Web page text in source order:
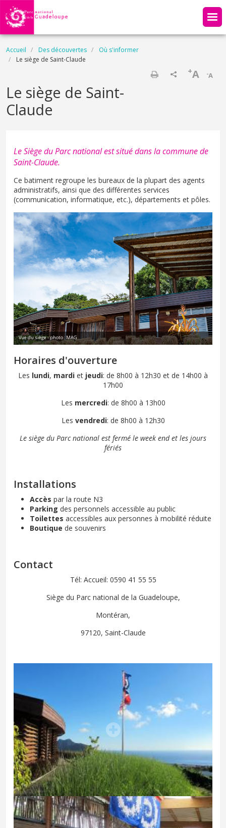
Aller au contenu principal
Fil d'Ariane
Accueil Des découvertes
Où s'informer
Le siège de Saint-Claude
-A
+A
Le siège de Saint-
Claude
Le Siège du Parc national est situé dans la commune de
Saint-Claude.
Ce batiment regroupe les bureaux de la plupart des agents
administratifs, ainsi que des différentes services
(communication, informatique, etc.), départements et pôles.
Vue du siège - photo : MAG
Horaires d'ouverture
Les lundi, mardi et jeudi: de 8h00 à 12h30 et de 14h00 à
17h00
Les mercredi: de 8h00 à 13h00
Les vendredi: de 8h00 à 12h30
Le siège du Parc national est fermé le week end et les jours
fériés
Installations
Accès par la route N3
Parking des personnels accessible au public
Toilettes accessibles aux personnes à mobilité réduite
Boutique de souvenirs
Contact
Tél: Accueil: 0590 41 55 55
Siège du Parc national de la Guadeloupe,
Montéran,
97120, Saint-Claude